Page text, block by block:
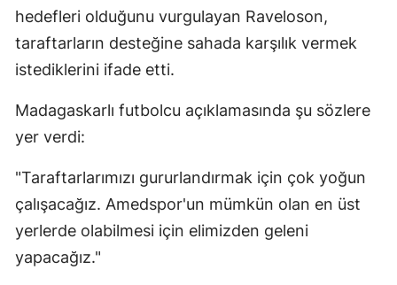
hedefleri olduğunu vurgulayan Raveloson,
taraftarların desteğine sahada karşılık vermek
istediklerini ifade etti.
Madagaskarlı futbolcu açıklamasında şu sözlere
yer verdi:
"Taraftarlarımızı gururlandırmak için çok yoğun
çalışacağız. Amedspor'un mümkün olan en üst
yerlerde olabilmesi için elimizden geleni
yapacağız."